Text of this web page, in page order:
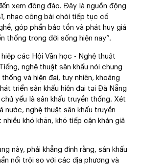
xem đông đảo. Đây là nguồn động
nhạc công bài chòi tiếp tục cố
góp phần bảo tồn và phát huy giá
thống trong đời sống hiện nay”.
hiệp các Hội Văn học - Nghệ thuật
nghệ thuật sân khấu nói chung
và hiện đại, tuy nhiên, khoảng
triển sân khấu hiện đại tại Đà Nẵng
yếu là sân khấu truyền thống. Xét
nước, nghệ thuật sân khấu truyền
khó khăn, khó tiếp cận khán giả
này, phải khẳng định rằng, sân khấu
nổi trội so với các địa phương và